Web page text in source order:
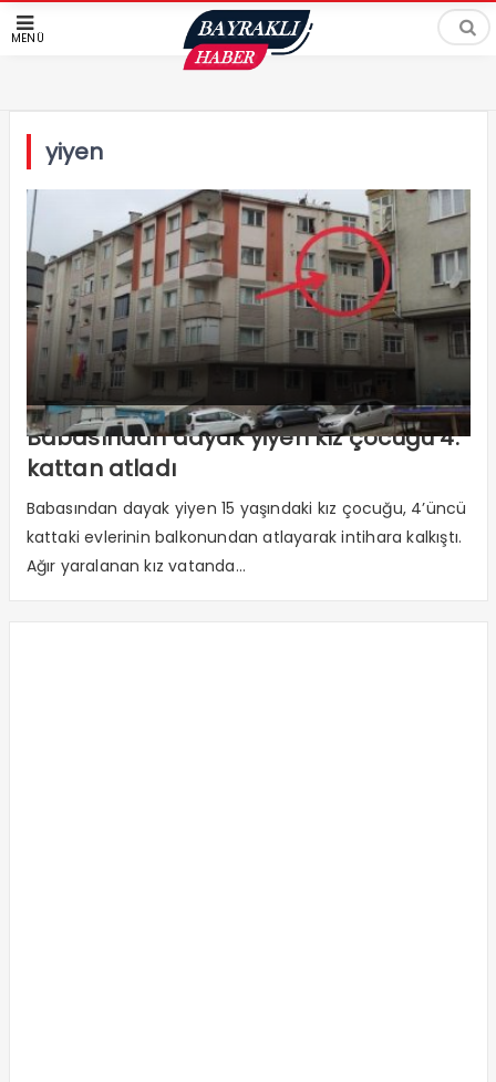
MENÜ
yiyen
Babasından dayak yiyen kız çocuğu 4.
kattan atladı
Babasından dayak yiyen 15 yaşındaki kız çocuğu, 4’üncü
kattaki evlerinin balkonundan atlayarak intihara kalkıştı.
Ağır yaralanan kız vatanda...